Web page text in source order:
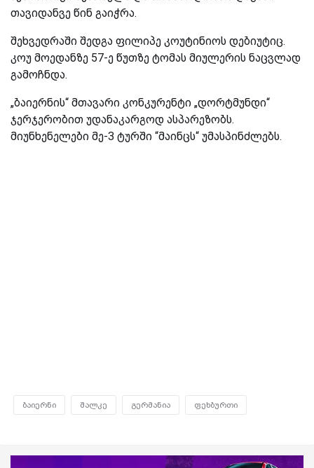
თავიდანვე წინ გაიჭრა.
შეხვედრაში შედგა ფილიპე კოუტინიოს დებიუტიც.
კოუ მოედანზე 57-ე წუთზე ტომას მიულერის ნაცვლად
გამოჩნდა.
„ბაიერნის“ მთავარი კონკურენტი „დორტმუნდი“
ჯერჯერობით უდანაკარგოდ ასპარეზობს.
მიუნხენელები მე-3 ტურში “მაინცს“ უმასპინძლებს.
ბაიერნი შალკე გერმანია ფეხბურთი